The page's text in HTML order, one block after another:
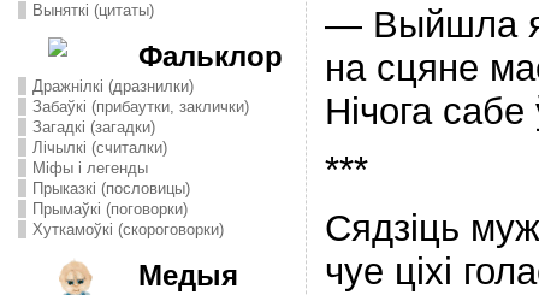
Выняткі (цитаты)
Фальклор
Дражнілкі (дразнилки)
Забаўкі (прибаутки, заклички)
Загадкі (загадки)
Лічылкі (считалки)
Міфы і легенды
Прыказкі (пословицы)
Прымаўкі (поговорки)
Хуткамоўкі (скороговорки)
Медыя
— Выйшла
на сцяне
Нічога
***
Сядзіць
чуе ціхі